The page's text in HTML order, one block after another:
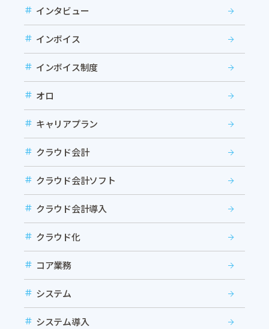
インタビュー
インボイス
インボイス制度
オロ
キャリアプラン
クラウド会計
クラウド会計ソフト
クラウド会計導入
クラウド化
コア業務
システム
システム導入